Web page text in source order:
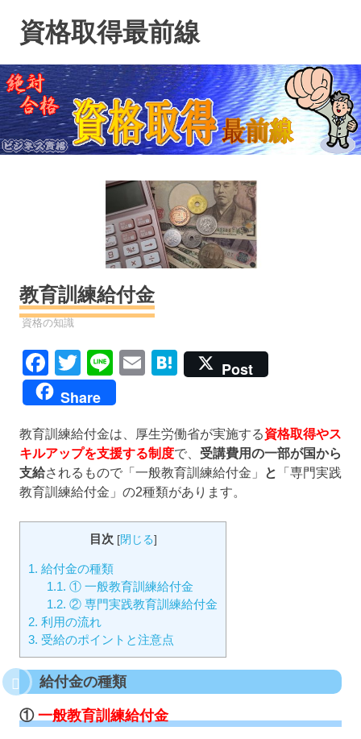
ン
ツ
へ
ス
キ
資格取得最前線
教育訓練給付金
資格
資格の知識
Facebook
Twitter
LineEmailHatena
Post
Share
教育訓練給付金は、厚生労働省が実施する資格取得やス
キルアップを支援する制度で、 受講費用の一部が国から
支給されるもので「一般教育訓練給付金」 と
「専門実践
教育訓練給付金」の2種類があります。
目次 [閉じる]
1. 給付金の種類
1.1. ① 一般教育訓練給付金
1.2. ② 専門実践教育訓練給付金
2. 利用の流れ
3. 受給のポイントと注意点
給付金の種類
① 一般教育訓練給付金